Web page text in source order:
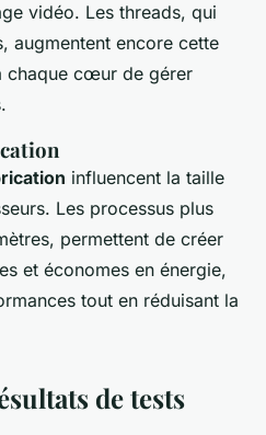
vidéo. Les threads, qui
augmentent encore cette
chaque cœur de gérer
influencent la taille
Les processus plus
permettent de créer
et économes en énergie,
tout en réduisant la
de tests